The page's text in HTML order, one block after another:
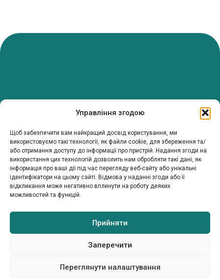
Управління згодою
Щоб забезпечити вам найкращий досвід користування, ми
використовуємо такі технології, як файли cookie, для збереження та/
або отримання доступу до інформації про пристрій. Надання згоди на
використання цих технологій дозволить нам обробляти такі дані, як
інформація про ваші дії під час перегляду веб-сайту або унікальні
ідентифікатори на цьому сайті. Відмова у наданні згоди або її
відкликання може негативно вплинути на роботу деяких
можливостей та функцій.
Прийняти
Заперечити
Переглянути налаштування
PanTerrea — спільнота, що дбає про фермерів.
Ми об’єднуємо людей, досвід і рішення, щоб допомагати вам
розвивати ферму з упевненістю та підтримкою.
ТОВ Пантерея
ЄДРПОУ 46213847
76018, Україна, Івано-Франківський р-н, Івано-Франківська
обл., місто Івано-Франківськ, вулиця Сахарова Академіка,
будинок 23
Каталог
ІНФОРМАЦІЯ
Умови та положення
Політика конфіденційності
info@panterrea.com
© 2026. Всі права захищено